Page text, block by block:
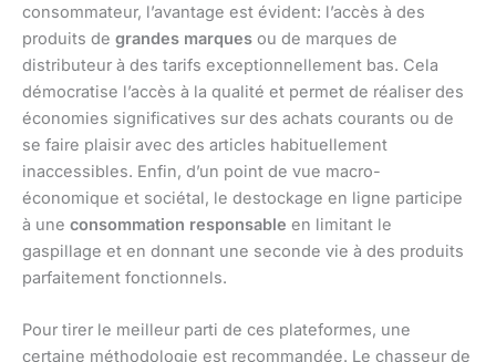
consommateur, l’avantage est évident: l’accès à des
produits de grandes marques ou de marques de
distributeur à des tarifs exceptionnellement bas. Cela
démocratise l’accès à la qualité et permet de réaliser des
économies significatives sur des achats courants ou de
se faire plaisir avec des articles habituellement
inaccessibles. Enfin, d’un point de vue macro-
économique et sociétal, le destockage en ligne participe
à une consommation responsable en limitant le
gaspillage et en donnant une seconde vie à des produits
parfaitement fonctionnels.
Pour tirer le meilleur parti de ces plateformes, une
certaine méthodologie est recommandée. Le chasseur de